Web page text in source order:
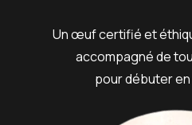
Un œuf certifié et
accompagné de
pour débuter